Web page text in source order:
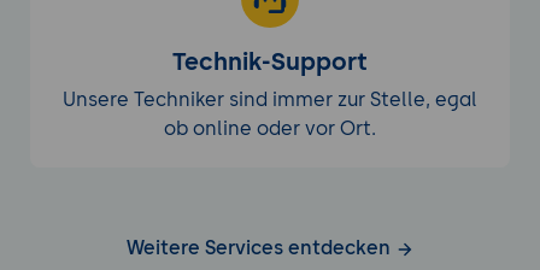
Technik-Support
Unsere Techniker sind immer zur Stelle, egal
ob online oder vor Ort.
Weitere Services entdecken